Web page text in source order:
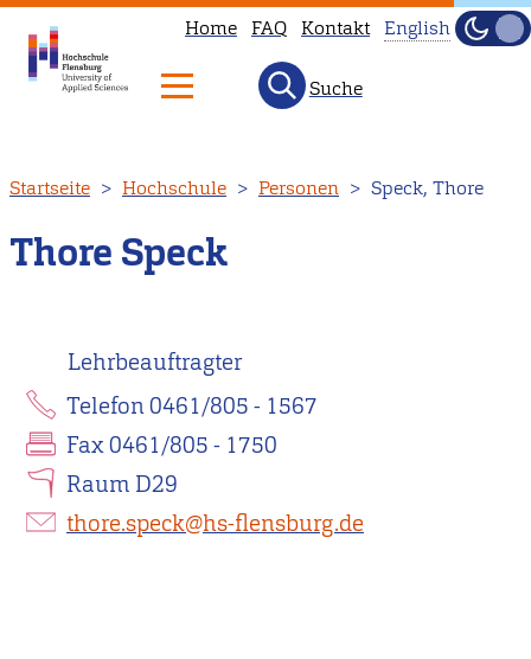
zum
Inhalt
Home FAQ Kontakt
not
English
Hell
Suche
Startseite Hochschule Personen Speck, Thore
Thore Speck
Lehrbeauftragter
Telefon 0461/805 - 1567
Fax 0461/805 - 1750
Raum D29
thore.speck@hs-flensburg.de